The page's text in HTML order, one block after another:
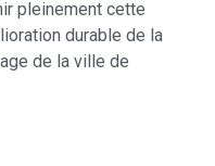
pleinement cette
durable de la
de la ville de